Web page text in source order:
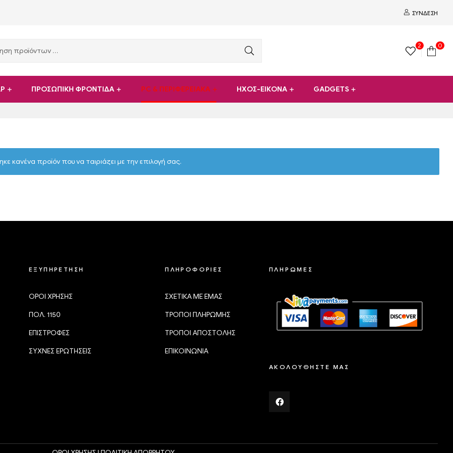
ΣΎΝΔΕΣΗ
2 0
ΠΡΟΣΩΠΙΚΗ ΦΡΟΝΤΙΔΑ PC & ΠΕΡΙΦΕΡΕΙΑΚΑ ΗΧΟΣ-ΕΙΚΟΝΑ GADGETS
κανένα προϊόν που να ταιριάζει με την επιλογή σας.
ΕΞΥΠΗΡΕΤΗΣΗ
ΟΡΟΙ ΧΡΗΣΗΣ
ΠΟΛ. 1150
ΕΠΙΣΤΡΟΦΕΣ
ΣΥΧΝΕΣ ΕΡΩΤΗΣΕΙΣ
ΠΛΗΡΟΦΟΡΙΕΣ
ΣΧΕΤΙΚΑ ΜΕ ΕΜΑΣ
ΤΡΟΠΟΙ ΠΛΗΡΩΜΗΣ
ΤΡΟΠΟΙ ΑΠΟΣΤΟΛΗΣ
ΕΠΙΚΟΙΝΩΝΙΑ
ΠΛΗΡΩΜΕΣ
ΑΚΟΛΟΥΘΗΣΤΕ ΜΑΣ